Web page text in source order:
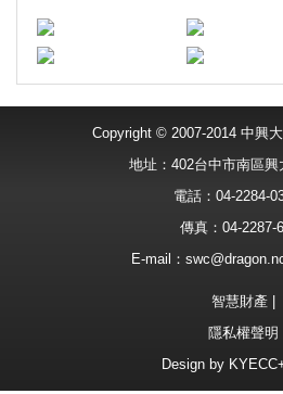
Copyright © 2007-2014 中興
地址：402台中市南區
電話：04-2284-
傳真：04-2287-
E-mail：
智慧財產
隱私權聲明
Design by